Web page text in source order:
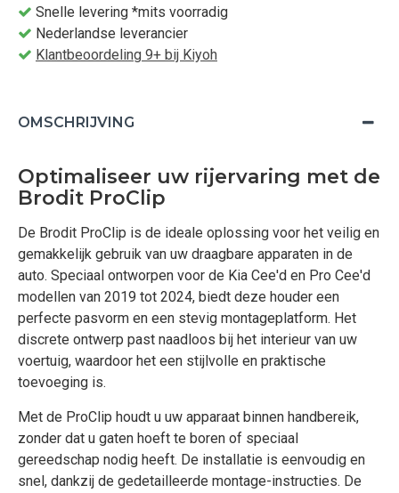
Snelle levering *mits voorradig
Nederlandse leverancier
Klantbeoordeling 9+ bij Kiyoh
OMSCHRIJVING
Optimaliseer uw rijervaring met de
Brodit ProClip
De Brodit ProClip is de ideale oplossing voor het veilig en
gemakkelijk gebruik van uw draagbare apparaten in de
auto. Speciaal ontworpen voor de Kia Cee'd en Pro Cee'd
modellen van 2019 tot 2024, biedt deze houder een
perfecte pasvorm en een stevig montageplatform. Het
discrete ontwerp past naadloos bij het interieur van uw
voertuig, waardoor het een stijlvolle en praktische
toevoeging is.
Met de ProClip houdt u uw apparaat binnen handbereik,
zonder dat u gaten hoeft te boren of speciaal
gereedschap nodig heeft. De installatie is eenvoudig en
snel, dankzij de gedetailleerde montage-instructies. De